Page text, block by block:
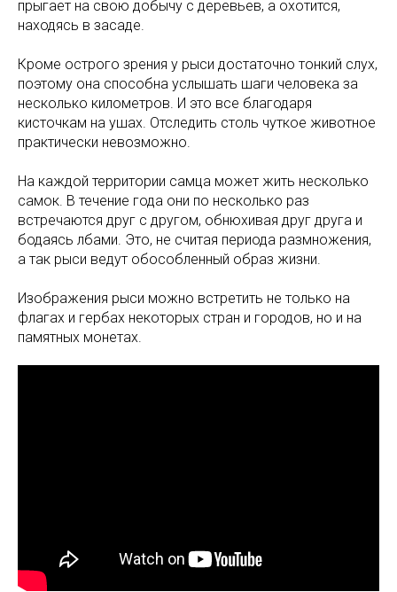
прыгает на свою добычу с деревьев, а охотится,
находясь в засаде.
Кроме острого зрения у рыси достаточно тонкий слух,
поэтому она способна услышать шаги человека за
несколько километров. И это все благодаря
кисточкам на ушах. Отследить столь чуткое животное
практически невозможно.
На каждой территории самца может жить несколько
самок. В течение года они по несколько раз
встречаются друг с другом, обнюхивая друг друга и
бодаясь лбами. Это, не считая периода размножения,
а так рыси ведут обособленный образ жизни.
Изображения рыси можно встретить не только на
флагах и гербах некоторых стран и городов, но и на
памятных монетах.